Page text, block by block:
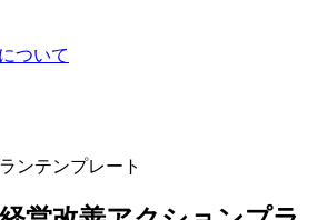
ついて
ンテンプレート